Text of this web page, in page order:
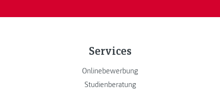
Services
Onlinebewerbung
Studienberatung